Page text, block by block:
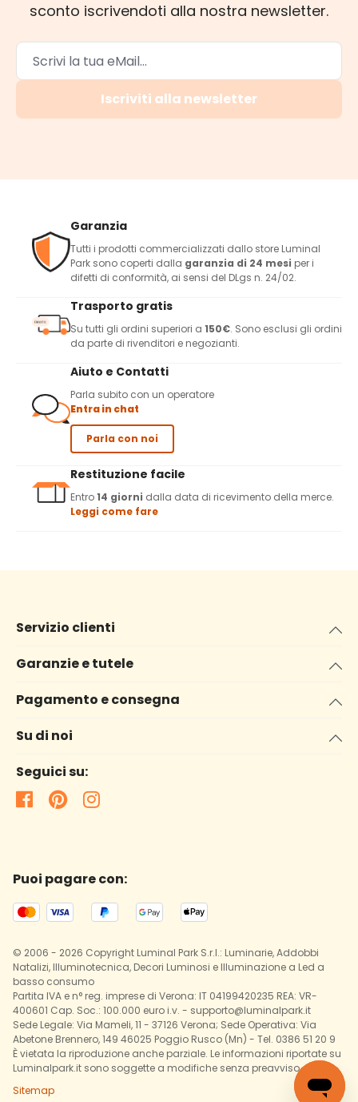
sconto iscrivendoti alla nostra newsletter.
Iscriviti alla newsletter
Garanzia
Tutti i prodotti commercializzati dallo store Luminal
Park sono coperti dalla garanzia di 24 mesi per i
difetti di conformità, ai sensi del DLgs n. 24/02.
Trasporto gratis
Su tutti gli ordini superiori a 150€. Sono esclusi gli ordini
da parte di rivenditori e negozianti.
Aiuto e Contatti
Parla subito con un operatore
Entra in chat
Parla con noi
Restituzione facile
Entro14 giorni dalla data di ricevimento della merce.
Leggi come fare
Servizio clienti
Garanzie e tutele
Pagamento e consegna
Su di noi
Seguici su:
Puoi pagare con:
© 2006 - 2026 Copyright Luminal Park S.r.l.: Luminarie, Addobbi
Natalizi, Illuminotecnica, Decori Luminosi e Illuminazione a Led a
basso consumo
Partita IVA e n° reg. imprese di Verona: IT 04199420235 REA: VR-
400601 Cap. Soc.: 100.000 euro i.v. - supporto@luminalpark.it
Sede Legale: Via Mameli, 11 - 37126 Verona; Sede Operativa: Via
Abetone Brennero, 149 46025 Poggio Rusco (Mn) - Tel. 0386 51 20 9
È vietata la riproduzione anche parziale. Le informazioni riportate su
Luminalpark.it sono soggette a modifiche senza preavviso.
Sitemap